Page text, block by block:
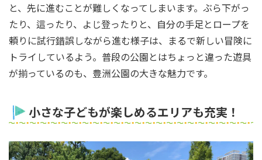
と、先に進むことが難しくなってしまいます。ぶら下がっ
たり、這ったり、よじ登ったりと、自分の手足とロープを
頼りに試行錯誤しながら進む様子は、まるで新しい冒険に
トライしているよう。普段の公園とはちょっと違った遊具
が揃っているのも、豊洲公園の大きな魅力です。
小さな子どもが楽しめるエリアも充実！